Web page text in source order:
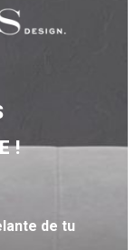
de tu